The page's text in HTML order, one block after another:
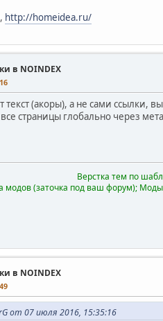
http://homeidea.ru/
в NOINDEX
текст (акоры), а не сами ссылки,
страницы глобально через
Верстка тем по
модов (заточка под ваш форум);
в NOINDEX
от 07 июля 2016, 15:35:16